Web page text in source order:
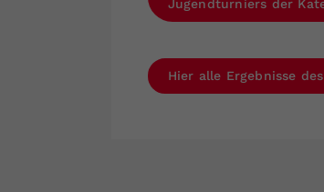
Jugendturniers der
Hier alle Ergebnisse